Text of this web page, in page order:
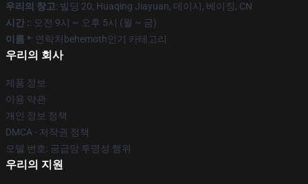
우리의 창고: 빌딩 20, Huaqing Jiayuan, 데이시, 베이징, CN
시간 :: 오전 9시 ~ 오후 5시 (월 ~ 금)
이름 *: 연락처behemoth인기 카테고리
우리의 회사
제품 정보
이용 약관
개인 정보 정책
DMCA - 저작권 정책
모델 번호: 공급망 투명성 행위
우리의 지원